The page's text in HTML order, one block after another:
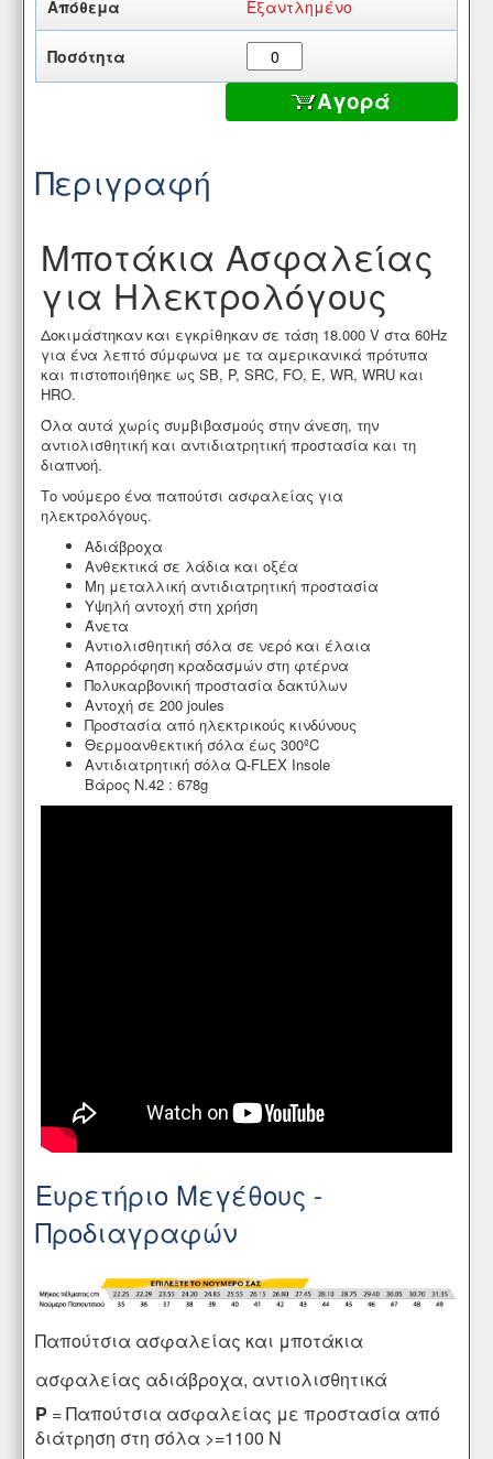
Εξαντλημένο
Αγορά
Περιγραφή
Μποτάκια Ασφαλείας
για Ηλεκτρολόγους
Δοκιμάστηκαν και εγκρίθηκαν σε τάση 18.000 V στα 60Hz
για ένα λεπτό σύμφωνα με τα αμερικανικά πρότυπα
και πιστοποιήθηκε ως SB, P, SRC, FO, E, WR, WRU και
HRO.
Όλα αυτά χωρίς συμβιβασμούς στην άνεση, την
αντιολισθητική και αντιδιατρητική προστασία και τη
διαπνοή.
Το νούμερο ένα παπούτσι ασφαλείας για
ηλεκτρολόγους.
Αδιάβροχα
Ανθεκτικά σε λάδια και οξέα
Μη μεταλλική αντιδιατρητική προστασία
Υψηλή αντοχή στη χρήση
Άνετα
Αντιολισθητική σόλα σε νερό και έλαια
Απορρόφηση κραδασμών στη φτέρνα
Πολυκαρβονική προστασία δακτύλων
Αντοχή σε 200 joules
Προστασία από ηλεκτρικούς κινδύνους
Θερμοανθεκτική σόλα έως 300ºC
Αντιδιατρητική σόλα Q-FLEX Insole
Βάρος Ν.42 : 678g
Ευρετήριο Μεγέθους -
Προδιαγραφών
Παπούτσια ασφαλείας και μποτάκια
ασφαλείας αδιάβροχα, αντιολισθητικά
P = Παπούτσια ασφαλείας με προστασία από
διάτρηση στη σόλα >=1100 N